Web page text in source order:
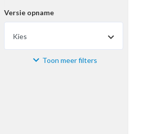
Versie opname
Kies
Materiaal Toon meer filters